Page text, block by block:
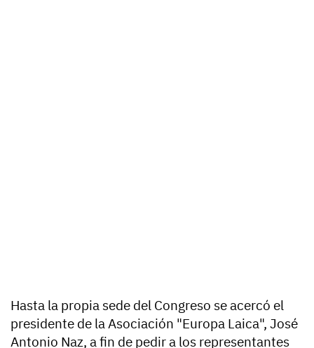
Hasta la propia sede del Congreso se acercó el
presidente de la Asociación "Europa Laica", José
Antonio Naz, a fin de pedir a los representantes